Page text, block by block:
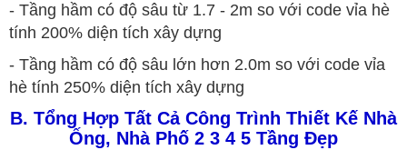
- Tầng hầm có độ sâu từ 1.7 - 2m so với code vỉa hè
tính 200% diện tích xây dựng
- Tầng hầm có độ sâu lớn hơn 2.0m so với code vỉa
hè tính 250% diện tích xây dựng
B. Tổng Hợp Tất Cả Công Trình Thiết Kế Nhà
Ống, Nhà Phố 2 3 4 5 Tầng Đẹp